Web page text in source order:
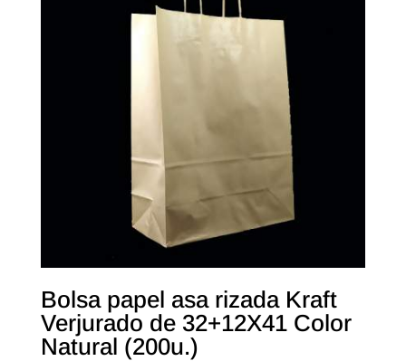
Bolsa papel asa rizada Kraft
Verjurado de 32+12X41 Color
Natural (200u.)